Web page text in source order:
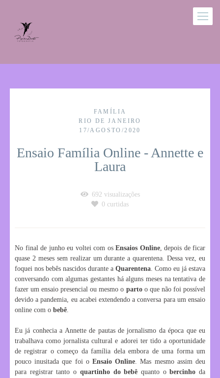
FAMÍLIA
RIO DE JANEIRO
17/AGOSTO/2020
Ensaio Família Online - Annette e
Laura
692 visualizações
0 curtidas
No final de junho eu voltei com os Ensaios Online, depois de ficar
quase 2 meses sem realizar um durante a quarentena. Dessa vez, eu
foquei nos bebês nascidos durante a Quarentena. Como eu já estava
conversando com algumas gestantes há alguns meses na tentativa de
fazer um ensaio presencial ou mesmo o partoo que não foi possível
devido a pandemia, eu acabei extendendo a conversa para um ensaio
online com o bebê.
Eu já conhecia a Annette de pautas de jornalismo da época que eu
trabalhava como jornalista cultural e adorei ter tido a oportunidade
de registrar o começo da família dela embora de uma forma um
pouco inusitada que foi oEnsaio Online. Mas mesmo assim deu
para registrar tanto o quartinho do bebê quanto obercinho da